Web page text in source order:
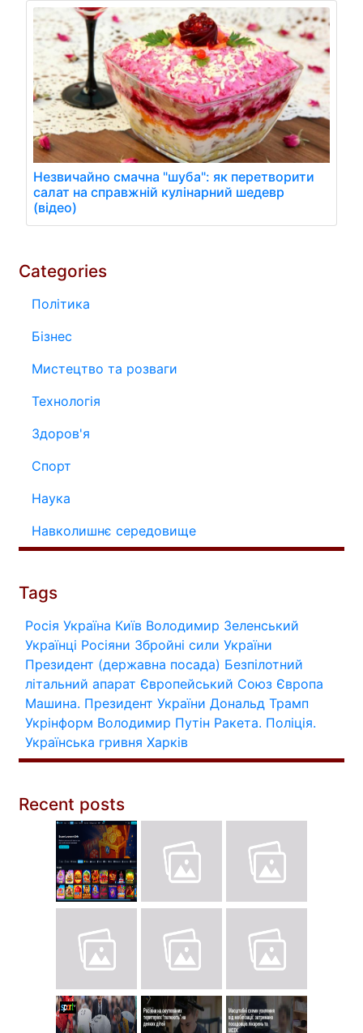
Незвичайно смачна "шуба": як перетворити
салат на справжній кулінарний шедевр
(відео)
Categories
Політика
Бізнес
Мистецтво та розваги
Технологія
Здоров'я
Спорт
Наука
Навколишнє середовище
Tags
Росія Україна Київ Володимир Зеленський
Українці Росіяни Збройні сили України
Президент (державна посада) Безпілотний
літальний апарат Європейський Союз Європа
Машина. Президент України Дональд Трамп
Укрінформ Володимир Путін Ракета. Поліція.
Українська гривня Харків
Recent posts